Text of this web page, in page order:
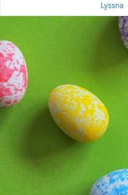
Lyssna